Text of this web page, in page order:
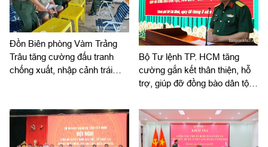
Thành ủy, Tư lệnh Bộ Tư lệnh TP. Hồ Chí Minh chủ trì hội
nghị.
Đồn Biên phòng Vàm Trảng
Trâu tăng cường đấu tranh
chống xuất, nhập cảnh trái
Bộ Tư lệnh TP. HCM tăng
cường gắn kết thân thiện, hỗ
trợ, giúp đỡ đồng bào dân tộc,